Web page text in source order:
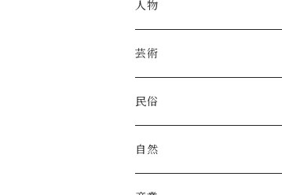
人物
芸術
民俗
自然